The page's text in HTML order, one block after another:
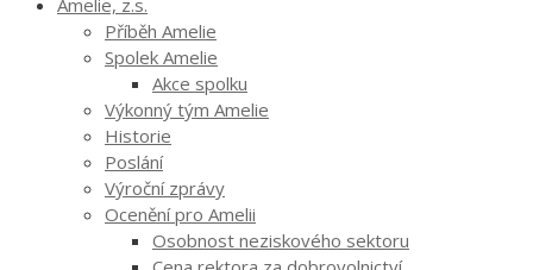
Příběh Amelie
Spolek Amelie
Akce spolku
Výkonný tým Amelie
Historie
Poslání
Výroční zprávy
Ocenění pro Amelii
Osobnost neziskového sektoru